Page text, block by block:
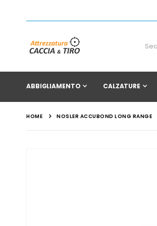
ABBIGLIAMENTO CALZATURE
HOME NOSLER ACCUBOND LONG RANGE